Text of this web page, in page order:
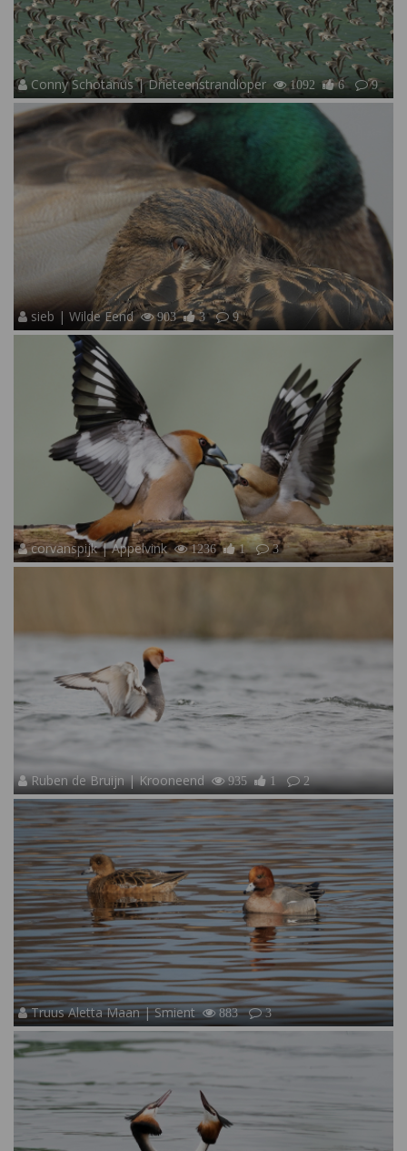
Conny Schotanus | Drieteenstrandloper 1092 6 9
sieb | Wilde Eend 903 3 9
corvanspijk | Appelvink 1236 1 3
Ruben de Bruijn | Krooneend 935 1 2
Truus Aletta Maan | Smient 883 3